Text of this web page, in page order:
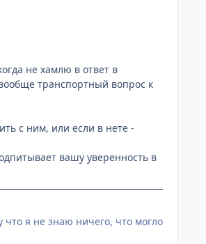
не хамлю в ответ в
транспортный вопрос к
с ним, или если в нете -
вашу уверенность в
я не знаю ничего, что могло